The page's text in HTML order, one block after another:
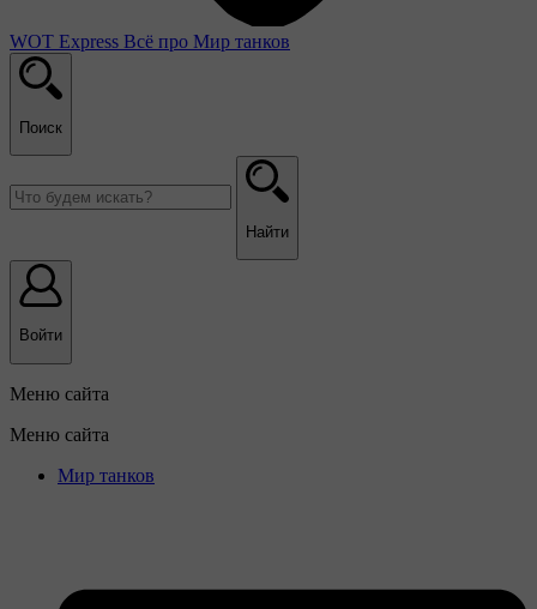
WOT Express Всё про Мир танков
Поиск
Найти
Войти
Меню сайта
Меню сайта
Мир танков